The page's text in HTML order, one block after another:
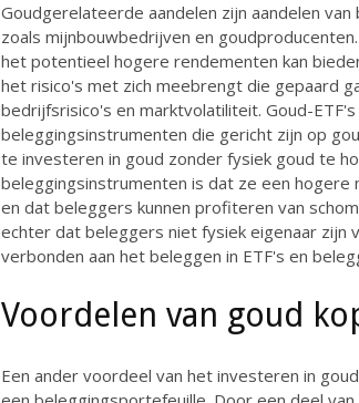
Goudgerelateerde aandelen zijn aandelen
zoals mijnbouwbedrijven en
het potentieel hogere rendementen kan
het risico's met zich meebrengt die gepaard
bedrijfsrisico's en marktvolatiliteit. Goud-
beleggingsinstrumenten die gericht zijn op
te investeren in goud zonder fysiek goud te
beleggingsinstrumenten is dat ze een hogere
en dat beleggers kunnen profiteren van
echter dat beleggers niet fysiek eigenaar zijn
verbonden aan het beleggen in ETF's en
Voordelen van goud
Een ander voordeel van het investeren in